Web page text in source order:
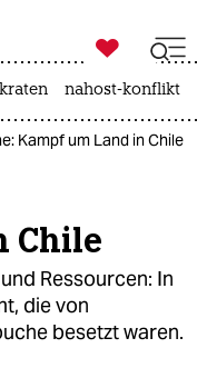

taz zahl ich
nahost-konflikt
Kampf um Land in Chile
Chile
Ressourcen: In
die von
besetzt waren.